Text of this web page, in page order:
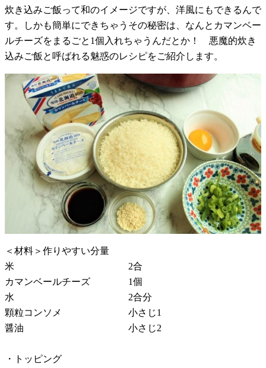
炊き込みご飯って和のイメージですが、洋風にもできるんで
す。しかも簡単にできちゃうその秘密は、なんとカマンベー
ルチーズをまるごと1個入れちゃうんだとか！ 悪魔的炊き
込みご飯と呼ばれる魅惑のレシピをご紹介します。
＜材料＞作りやすい分量
米 2合
カマンベールチーズ 1個
水 2合分
顆粒コンソメ 小さじ1
醤油 小さじ2
・トッピング